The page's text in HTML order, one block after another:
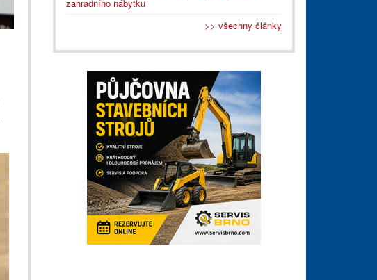
zahradního nábytku
>> všechny články